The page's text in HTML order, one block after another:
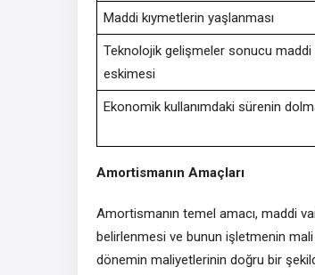
Maddi kıymetlerin yaşlanması
Teknolojik gelişmeler sonucu maddi
eskimesi
Ekonomik kullanımdaki sürenin
Amortismanın Amaçları
Amortismanın temel amacı, maddi
belirlenmesi ve bunun işletmenin mali
dönemin maliyetlerinin doğru bir